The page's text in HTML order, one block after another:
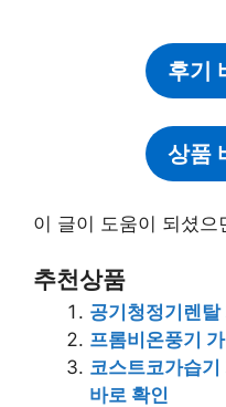
후기
상품
이 글이 도움이 되셨으
추천상품
공기청정기렌탈
프롬비온풍기
코스트코가습
바로 확인